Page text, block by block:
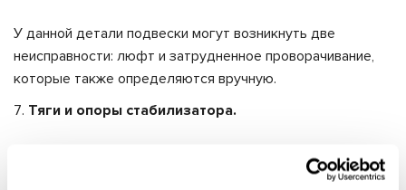
У данной детали подвески могут возникнуть две
неисправности: люфт и затрудненное проворачивание,
которые также определяются вручную.
Тяги и опоры стабилизатора.
посредством раскачивания автомобиля руками. Если они